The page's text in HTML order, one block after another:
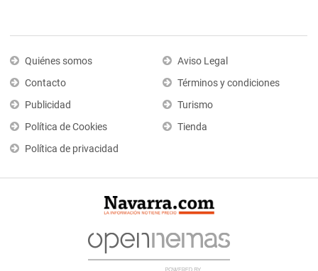
Quiénes somos
Contacto
Publicidad
Política de Cookies
Política de privacidad
Aviso Legal
Términos y condiciones
Turismo
Tienda